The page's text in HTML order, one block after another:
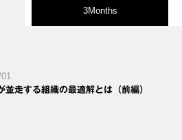
3Months
並走する組織の最適解とは（前編）